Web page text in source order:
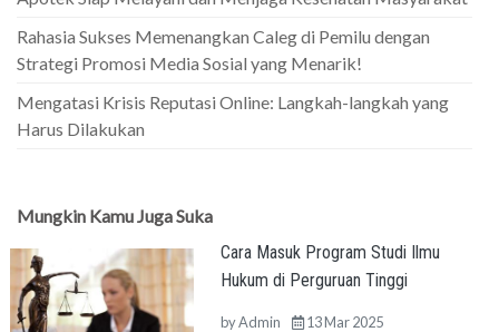
Rahasia Sukses Memenangkan Caleg di Pemilu dengan
Strategi Promosi Media Sosial yang Menarik!
Mengatasi Krisis Reputasi Online: Langkah-langkah yang
Harus Dilakukan
Mungkin Kamu Juga Suka
Cara Masuk Program Studi Ilmu
Hukum di Perguruan Tinggi
byAdmin 13 Mar 2025